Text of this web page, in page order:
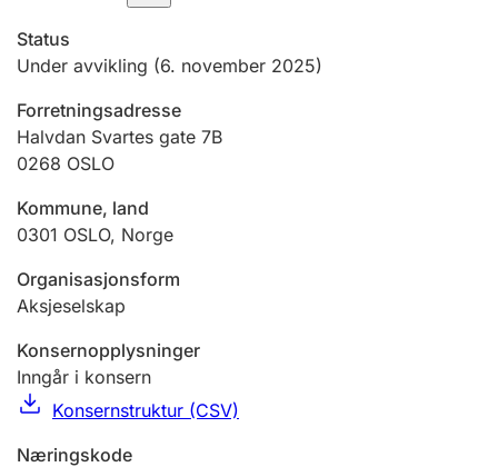
Tinglysing
Betaling og jegeravgiftskort
Ektepaktveileder
Offentlig sektor
Andre tema
Status
Under avvikling (6. november 2025)
Forretningsadresse
Halvdan Svartes gate 7B
0268 OSLO
Kommune, land
0301 OSLO, Norge
Organisasjonsform
Aksjeselskap
Konsernopplysninger
Inngår i konsern
Konsernstruktur (CSV)
Næringskode